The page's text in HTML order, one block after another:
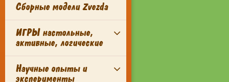
Сборные модели Zvezda
ИГРЫ настольные,
активные, логические
Научные опыты и
эксперименты